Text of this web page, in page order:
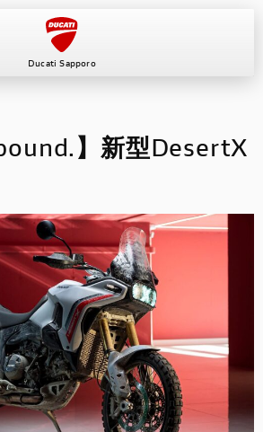
Ducati Sapporo
】新型DesertX